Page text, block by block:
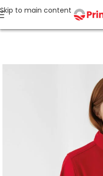
Skip to main content